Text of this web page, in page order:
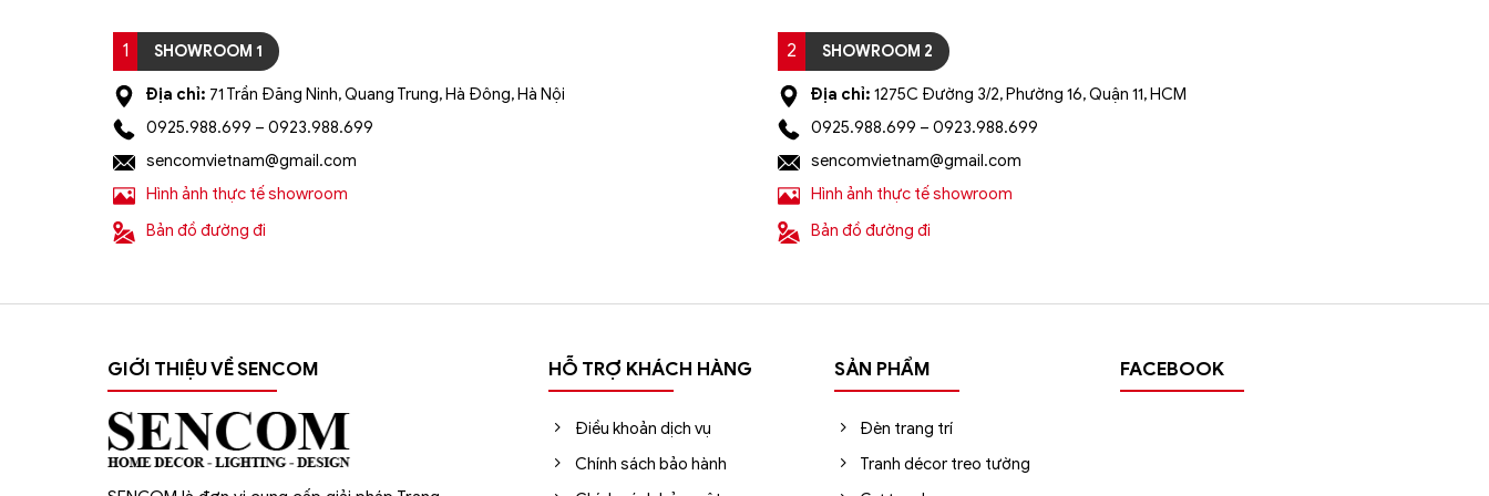
1 SHOWROOM 1
Địa chỉ: 71 Trần Đăng Ninh, Quang Trung, Hà Đông, Hà Nội
0925.988.699 – 0923.988.699
sencomvietnam@gmail.com
Hình ảnh thực tế showroom
Bản đồ đường đi
2 SHOWROOM 2
Địa chỉ: 1275C Đường 3/2, Phường 16, Quận 11, HCM
0925.988.699 – 0923.988.699
sencomvietnam@gmail.com
Hình ảnh thực tế showroom
Bản đồ đường đi
GIỚI THIỆU VỀ SENCOM HỖ TRỢ KHÁCH HÀNG
Điều khoản dịch vụ
Chính sách bảo hành
SẢN PHẨM
Đèn trang trí
Tranh décor treo tường
FACEBOOK